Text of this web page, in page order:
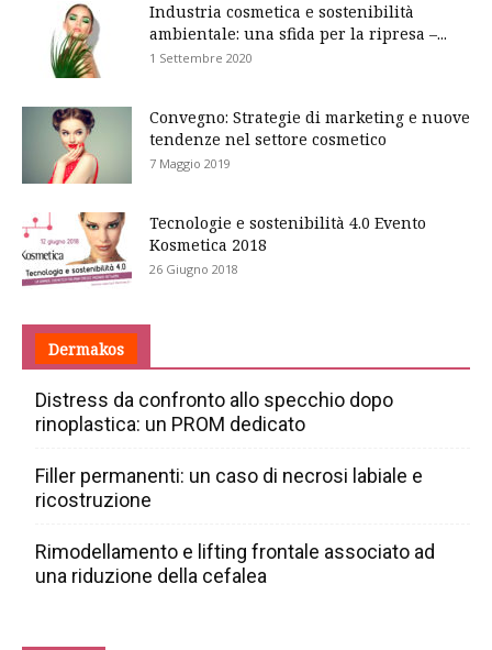
Industria cosmetica e sostenibilità
ambientale: una sfida per la ripresa –...
1 Settembre 2020
Convegno: Strategie di marketing e nuove
tendenze nel settore cosmetico
7 Maggio 2019
Tecnologie e sostenibilità 4.0 Evento
Kosmetica 2018
26 Giugno 2018
Dermakos
Distress da confronto allo specchio dopo
rinoplastica: un PROM dedicato
Filler permanenti: un caso di necrosi labiale e
ricostruzione
Rimodellamento e lifting frontale associato ad
una riduzione della cefalea